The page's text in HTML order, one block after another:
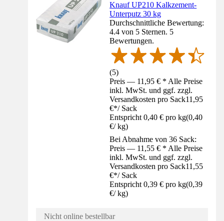
Knauf UP210 Kalkzement-
Unterputz 30 kg
Durchschnittliche Bewertung:
4.4 von 5 Sternen. 5
Bewertungen.
(5)
Preis — 11,95 € * Alle Preise
inkl. MwSt. und ggf. zzgl.
Versandkosten pro Sack11,95
€*/ Sack
Entspricht 0,40 € pro kg(0,40
€/ kg)
Bei Abnahme von 36 Sack:
Preis — 11,55 € * Alle Preise
inkl. MwSt. und ggf. zzgl.
Versandkosten pro Sack11,55
€*/ Sack
Entspricht 0,39 € pro kg(0,39
€/ kg)
Nicht online bestellbar